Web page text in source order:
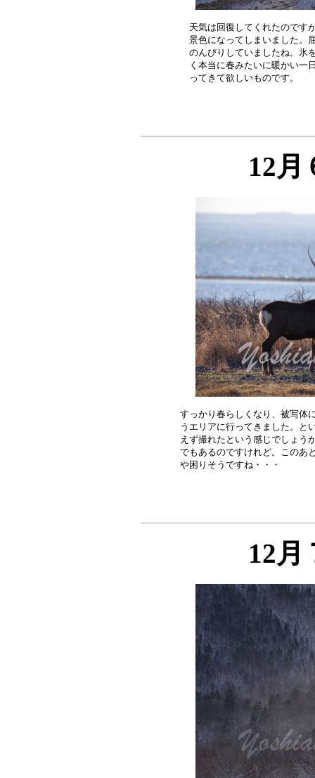
天気は回復してくれたのです
景色になってしまいました。
のんびりしていましたね。氷
く本当に春みたいに暖かい一
12月
すっかり春らしくなり、被写体
うエリアに行ってきました。と
えず撮れたという感じでしょう
でもあるのですけれど。このあ
12月